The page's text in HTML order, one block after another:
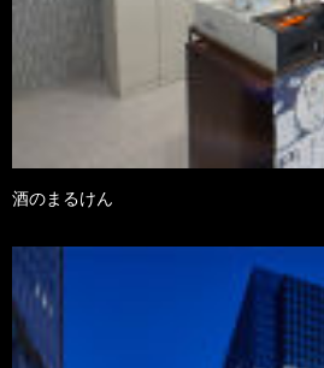
酒のまるけん